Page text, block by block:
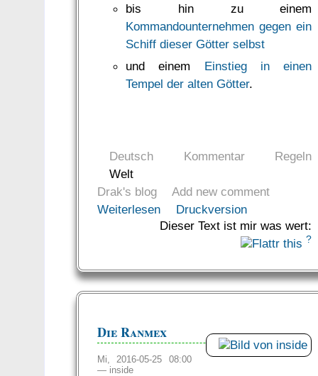
bis hin zu einem
Kommandounternehmen gegen ein
Schiff dieser Götter selbst
und einem Einstieg in einen
Tempel der alten Götter.
Deutsch Kommentar
Regeln
Welt
Drak's blog
Add new comment
Weiterlesen
Druckversion
Dieser Text ist mir was wert:
?
Die Ranmex
Mi, 2016-05-25 08:00
— inside